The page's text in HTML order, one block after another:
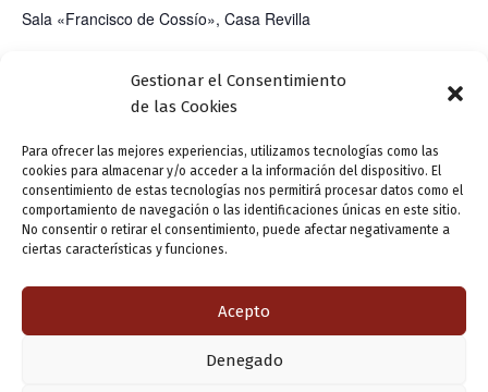
Gestionar el Consentimiento
de las Cookies
Para ofrecer las mejores experiencias, utilizamos tecnologías como las
cookies para almacenar y/o acceder a la información del dispositivo. El
consentimiento de estas tecnologías nos permitirá procesar datos como el
comportamiento de navegación o las identificaciones únicas en este sitio.
No consentir o retirar el consentimiento, puede afectar negativamente a
ciertas características y funciones.
Acepto
Denegado
Sala «Francisco de Cossío», Casa Revilla
Charla comunera: «Valladolid Comunera:
historia y organización vecinal en la villa de
Valladolid a comienzos del siglo XVI». Imparte:
Presentación
editorial:
«SenMociones», de